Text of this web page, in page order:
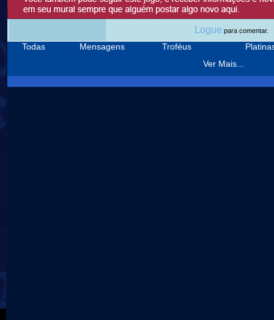
Logue para comentar.
Todas Mensagens Troféus
Ver Mais...